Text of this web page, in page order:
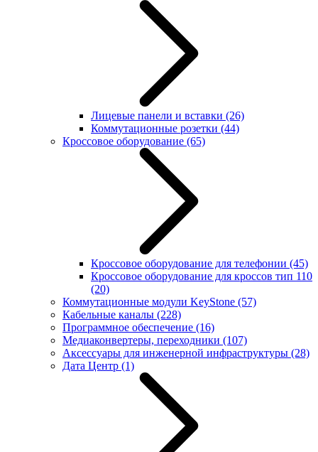
Лицевые панели и вставки (26)
Коммутационные розетки (44)
Кроссовое оборудование (65)
Кроссовое оборудование для телефонии (45)
Кроссовое оборудование для кроссов тип 110
(20)
Коммутационные модули KeyStone (57)
Кабельные каналы (228)
Программное обеспечение (16)
Медиаконвертеры, переходники (107)
Аксессуары для инженерной инфраструктуры (28)
Дата Центр (1)